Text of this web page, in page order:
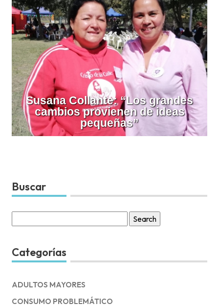
Susana Collante: “Los grandes
cambios provienen de ideas
pequeñas”
Buscar
for:
Categorías
ADULTOS MAYORES
CONSUMO PROBLEMÁTICO